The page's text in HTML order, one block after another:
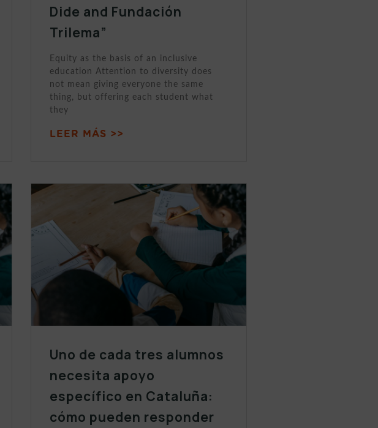
Dide and Fundación
Trilema”
Equity as the basis of an inclusive
education Attention to diversity does
not mean giving everyone the same
thing, but offering each student what
they
LEER MÁS >>
Uno de cada tres alumnos
necesita apoyo
específico en Cataluña:
cómo pueden responder